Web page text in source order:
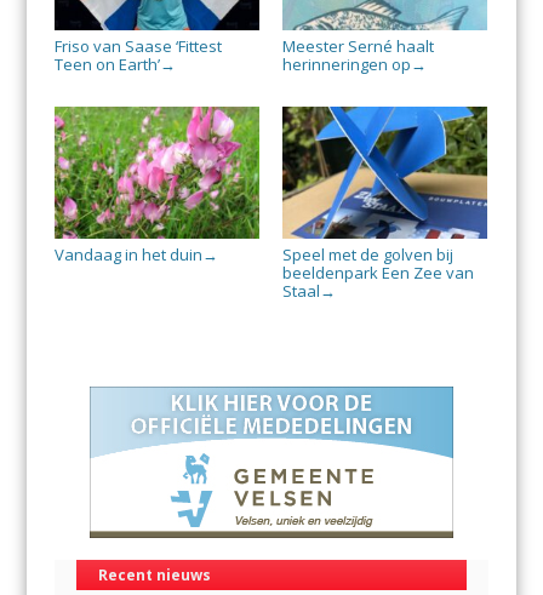
Friso van Saase ‘Fittest
Teen on Earth’→
Meester Serné haalt
herinneringen op →
Vandaag in het duin →
Speel met de golven bij
beeldenpark Een Zee van
Staal →
Recent nieuws